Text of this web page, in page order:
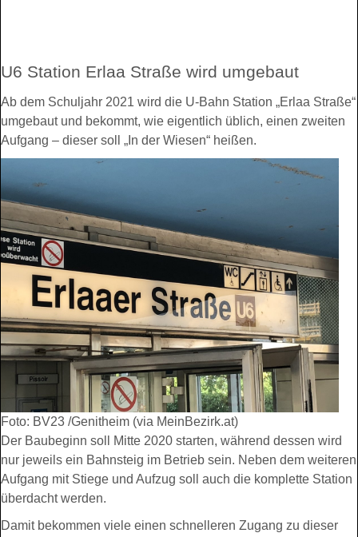
U6 Station Erlaa Straße wird umgebaut
Ab dem Schuljahr 2021 wird die U-Bahn Station „Erlaa Straße“
umgebaut und bekommt, wie eigentlich üblich, einen zweiten
Aufgang – dieser soll „In der Wiesen“ heißen.
Foto: BV23 /Genitheim (via MeinBezirk.at)
Der Baubeginn soll Mitte 2020 starten, während dessen wird
nur jeweils ein Bahnsteig im Betrieb sein. Neben dem weiteren
Aufgang mit Stiege und Aufzug soll auch die komplette Station
überdacht werden.
Damit bekommen viele einen schnelleren Zugang zu dieser